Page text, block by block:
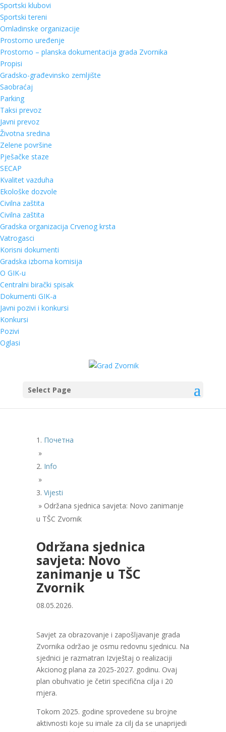
Sportski klubovi
Sportski tereni
Omladinske organizacije
Prostorno uređenje
Prostorno – planska dokumentacija grada Zvornika
Propisi
Gradsko-građevinsko zemljište
Saobraćaj
Parking
Taksi prevoz
Javni prevoz
Životna sredina
Zelene površine
Pješačke staze
SECAP
Kvalitet vazduha
Ekološke dozvole
Civilna zaštita
Civilna zaštita
Gradska organizacija Crvenog krsta
Vatrogasci
Korisni dokumenti
Gradska izborna komisija
O GIK-u
Centralni birački spisak
Dokumenti GIK-a
Javni pozivi i konkursi
Konkursi
Pozivi
Oglasi
Select Page
Почетна
»
Info
»
Vijesti
» Održana sjednica savjeta: Novo zanimanje
u TŠC Zvornik
Održana sjednica
savjeta: Novo
zanimanje u TŠC
Zvornik
08.05.2026.
Savjet za obrazovanje i zapošljavanje grada
Zvornika održao je osmu redovnu sjednicu. Na
sjednici je razmatran Izvještaj o realizaciji
Akcionog plana za 2025-2027. godinu. Ovaj
plan obuhvatio je četiri specifična cilja i 20
mjera.
Tokom 2025. godine sprovedene su brojne
aktivnosti koje su imale za cilj da se unaprijedi